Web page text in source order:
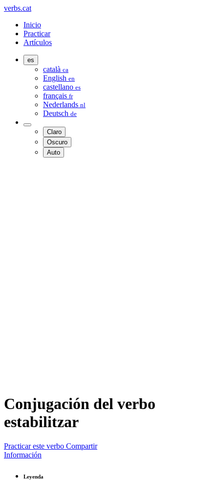
verbs.cat
Inicio
Practicar
Artículos
es
català ca
English en
castellano es
français fr
Nederlands nl
Deutsch de
Claro
Oscuro
Auto
Conjugación del verbo
estabilitzar
Practicar este verbo Compartir
Información
Leyenda